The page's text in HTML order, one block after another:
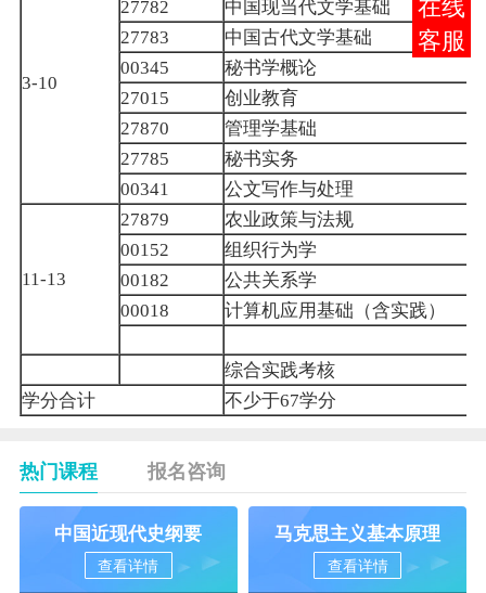
3-10
27782
27783 中国古代文学基础
00345 秘书学概论
27015 创业教育
27870 管理学基础
27785 秘书实务
00341 公文写作与处理
11-13
27879 农业政策与法规
00152 组织行为学
00182 公共关系学
00018 计算机应用基础 （含实践）
综合实践考核
学分合计
不少于67学分
热门课程 报名咨询
中国近现代史纲要
查看详情
马克思主义基本原理
查看详情
报考
咨询